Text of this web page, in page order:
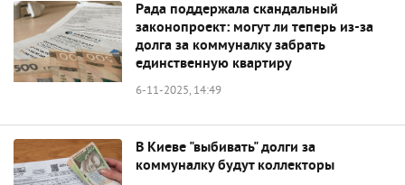
Рада поддержала скандальный
законопроект: могут ли теперь из-за
долга за коммуналку забрать
единственную квартиру
6-11-2025, 14:49
В Киеве "выбивать" долги за
коммуналку будут коллекторы